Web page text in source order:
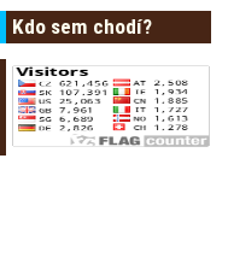
Kdo sem chodí?